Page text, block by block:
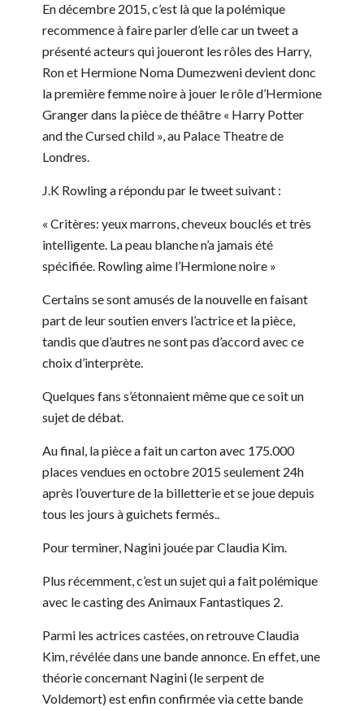
En décembre 2015, c’est là que la polémique
recommence à faire parler d’elle car un tweet a
présenté acteurs qui joueront les rôles des Harry,
Ron et Hermione Noma Dumezweni devient donc
la première femme noire à jouer le rôle d’Hermione
Granger dans la pièce de théâtre « Harry Potter
and the Cursed child », au Palace Theatre de
Londres.
J.K Rowling a répondu par le tweet suivant :
« Critères: yeux marrons, cheveux bouclés et très
intelligente. La peau blanche n’a jamais été
spécifiée. Rowling aime l’Hermione noire »
Certains se sont amusés de la nouvelle en faisant
part de leur soutien envers l’actrice et la pièce,
tandis que d’autres ne sont pas d’accord avec ce
choix d’interprète.
Quelques fans s’étonnaient même que ce soit un
sujet de débat.
Au final, la pièce a fait un carton avec 175.000
places vendues en octobre 2015 seulement 24h
après l’ouverture de la billetterie et se joue depuis
tous les jours à guichets fermés..
Pour terminer, Nagini jouée par Claudia Kim.
Plus récemment, c’est un sujet qui a fait polémique
avec le casting des Animaux Fantastiques 2.
Parmi les actrices castées, on retrouve Claudia
Kim, révélée dans une bande annonce. En effet, une
théorie concernant Nagini (le serpent de
Voldemort) est enfin confirmée via cette bande